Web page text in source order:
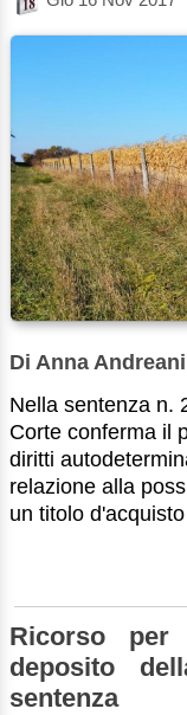
Di Anna
Nella sentenza n.
Corte conferma il
diritti
relazione alla
un titolo
Ricorso per
deposito
sentenza